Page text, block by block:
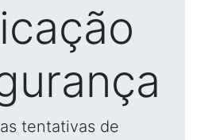
tentativas de